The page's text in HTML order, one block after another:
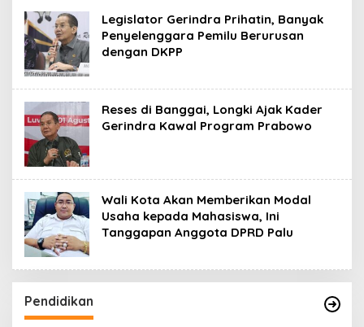
Legislator Gerindra Prihatin, Banyak
Penyelenggara Pemilu Berurusan
dengan DKPP
Reses di Banggai, Longki Ajak Kader
Gerindra Kawal Program Prabowo
Wali Kota Akan Memberikan Modal
Usaha kepada Mahasiswa, Ini
Tanggapan Anggota DPRD Palu
Pendidikan